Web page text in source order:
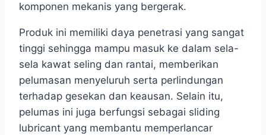
komponen mekanis yang bergerak.
Produk ini memiliki daya penetrasi yang sangat
tinggi sehingga mampu masuk ke dalam sela-
sela kawat seling dan rantai, memberikan
pelumasan menyeluruh serta perlindungan
terhadap gesekan dan keausan. Selain itu,
pelumas ini juga berfungsi sebagai sliding
lubricant yang membantu memperlancar